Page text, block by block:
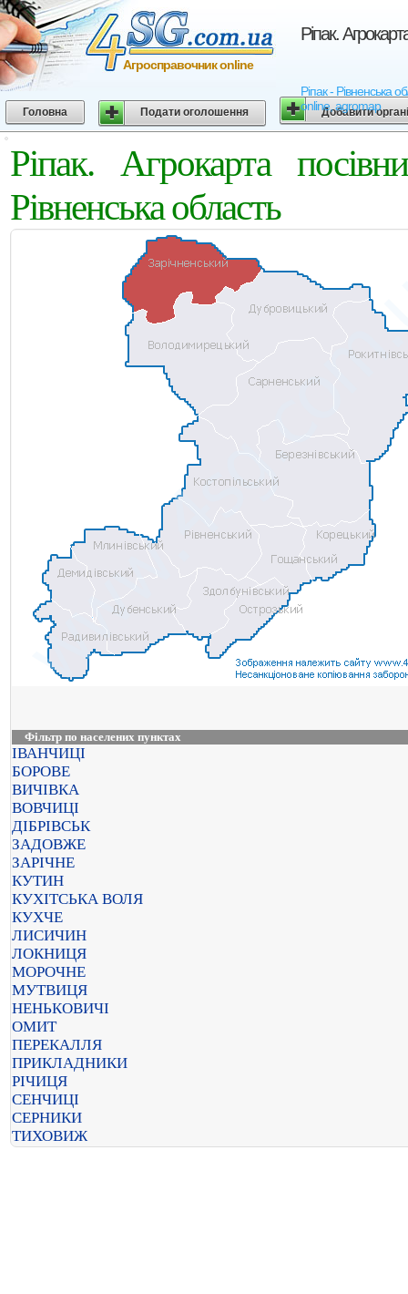
Ріпак.
Ріпак - Рівненська
online, agromap
Агросправочник online
Головна Подати оголошення Добавити
Ріпак. Агрокарта
Рівненська область
Фільтр по населених пунктах
ІВАНЧИЦІ
БОРОВЕ
ВИЧІВКА
ВОВЧИЦІ
ДІБРІВСЬК
ЗАДОВЖЕ
ЗАРІЧНЕ
КУТИН
КУХІТСЬКА ВОЛЯ
КУХЧЕ
ЛИСИЧИН
ЛОКНИЦЯ
МОРОЧНЕ
МУТВИЦЯ
НЕНЬКОВИЧІ
ОМИТ
ПЕРЕКАЛЛЯ
ПРИКЛАДНИКИ
РІЧИЦЯ
СЕНЧИЦІ
СЕРНИКИ
ТИХОВИЖ